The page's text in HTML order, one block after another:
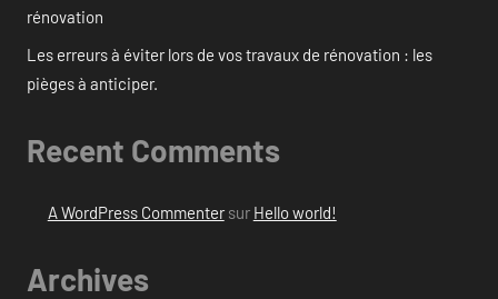
rénovation
Les erreurs à éviter lors de vos travaux de rénovation : les
pièges à anticiper.
Recent Comments
A WordPress Commentersur Hello world!
Archives